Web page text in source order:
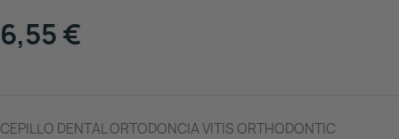
6,55 €
CEPILLO DENTAL ORTODONCIA VITIS ORTHODONTIC